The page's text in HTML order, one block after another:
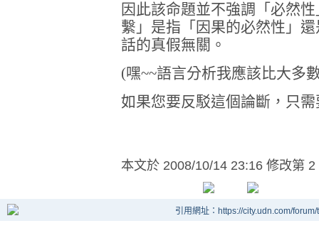
因此該命題並不強調「必然
繫」是指「因果的必然性」
話的真假無關。
(嘿~~語言分析我應該比大多
如果您要反駁這個論斷，只需
本文於 2008/10/14 23:16 修改第 2
引用網址：https://city.udn.com/